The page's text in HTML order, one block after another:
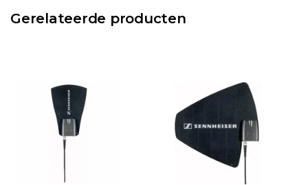
Gerelateerde producten